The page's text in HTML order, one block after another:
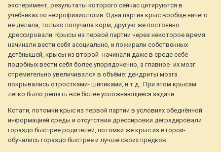
эксперимент, результаты которого сейчас цитируются в
учебниках по нейрофизиологии. Одна партия крыс вообще ничего
не делала, только получала корм, другую же постоянно
дрессировали. Крысы из первой партии через некоторое время
начинали вести себя асоциально, и пожирали собственных
детёнышей, крысы из второй- начинали даже в среде себе
подобных вести себя более упорядоченно, а главное- их мозг
стремительно увеличивался в объёме: дендриты мозга
покрывались отростками- шипиками, и т.д.. При этом крысам
легко было решать всё более усложняющиеся задачи.
Кстати, потомки крыс из первой партии в условиях обеднённой
информацией среды и отсутствии дрессировки деградировали
гораздо быстрее родителей, потомки же крыс из второй-
обучались гораздо быстрее и лучше своих предков.